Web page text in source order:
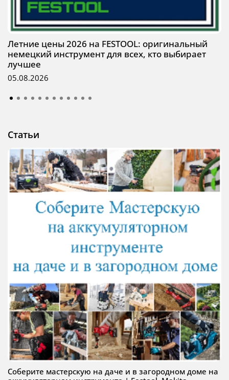
Летние цены 2026 на FESTOOL: оригинальный
немецкий инструмент для всех, кто выбирает
лучшее
05.08.2026
Статьи
Соберите мастерскую на даче и в загородном доме на